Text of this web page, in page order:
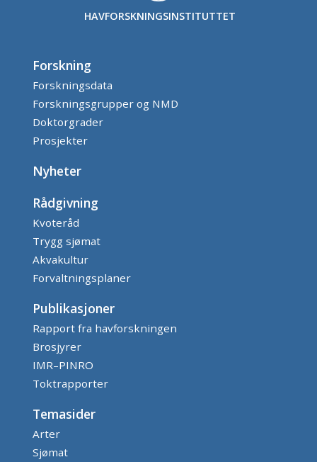
HAVFORSKNINGSINSTITUTTET
Forskning
Forskningsdata
Forskningsgrupper og NMD
Doktorgrader
Prosjekter
Nyheter
Rådgivning
Kvoteråd
Trygg sjømat
Akvakultur
Forvaltningsplaner
Publikasjoner
Rapport fra havforskningen
Brosjyrer
IMR–PINRO
Toktrapporter
Temasider
Arter
Sjømat